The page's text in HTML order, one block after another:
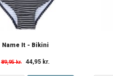
Name It - Bikini
89,95 kr. 44,95 kr.